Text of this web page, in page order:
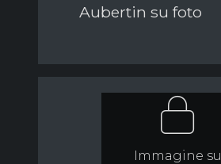
Aubertin su foto
Immagine su